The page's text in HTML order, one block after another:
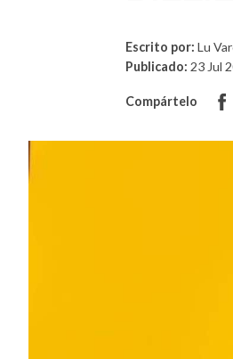
Escrito por: Lu
Publicado: 23 Jul
Compártelo